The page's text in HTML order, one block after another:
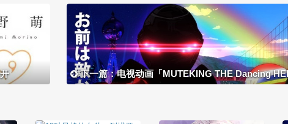
下一篇：电视动画「MUTEKING THE Dancing HERO」视